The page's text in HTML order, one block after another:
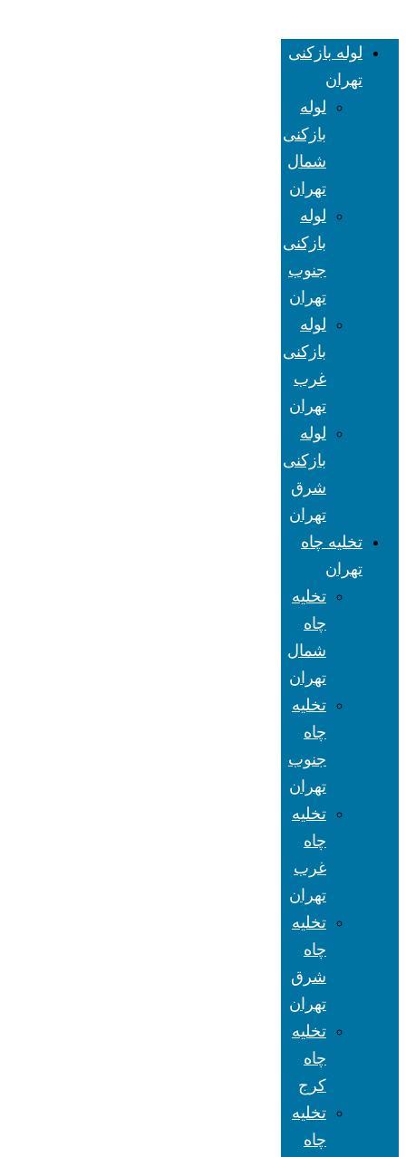
لوله بازکنی
تهران
لوله
بازکنی
شمال
تهران
لوله
بازکنی
جنوب
تهران
لوله
بازکنی
غرب
تهران
لوله
بازکنی
شرق
تهران
تخلیه چاه
تهران
تخلیه
چاه
شمال
تهران
تخلیه
چاه
جنوب
تهران
تخلیه
چاه
غرب
تهران
تخلیه
چاه
شرق
تهران
تخلیه
چاه
کرج
تخلیه
چاه